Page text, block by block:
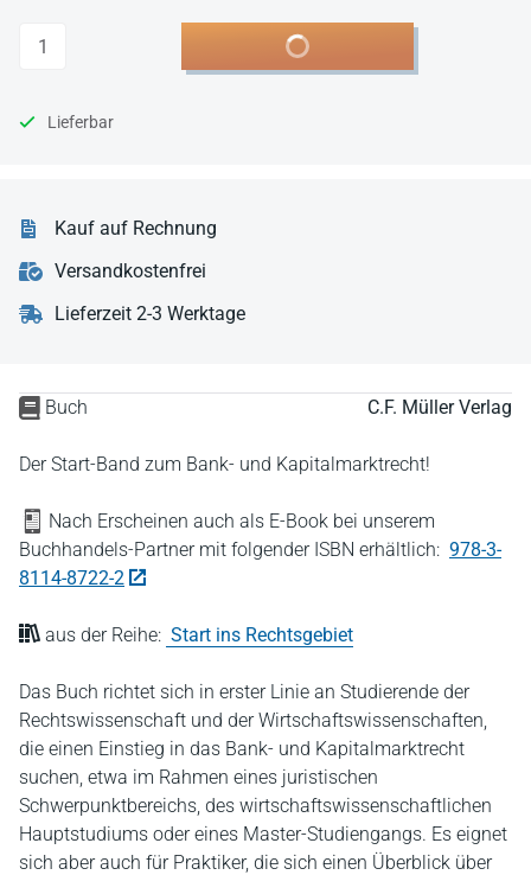
Buch C.F. Müller Verlag
Der Start-Band zum Bank- und Kapitalmarktrecht!
Nach Erscheinen auch als E-Book bei unserem
Buchhandels-Partner mit folgender ISBN erhältlich: 978-3-
8114-8722-2
aus der Reihe: Start ins Rechtsgebiet
Das Buch richtet sich in erster Linie an Studierende der
Rechtswissenschaft und der Wirtschaftswissenschaften,
die einen Einstieg in das Bank- und Kapitalmarktrecht
suchen, etwa im Rahmen eines juristischen
Schwerpunktbereichs, des wirtschaftswissenschaftlichen
Hauptstudiums oder eines Master-Studiengangs. Es eignet
sich aber auch für Praktiker, die sich einen Überblick über
Anzahl In den Warenkorb
Lieferbar
Kauf auf Rechnung
Versandkostenfrei
Lieferzeit 2-3 Werktage